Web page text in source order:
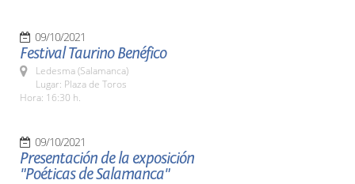
09/10/2021
Festival Taurino Benéfico
Ledesma (Salamanca)
Lugar: Plaza de Toros
Hora: 16:30 h.
09/10/2021
Presentación de la exposición
"Poéticas de Salamanca"